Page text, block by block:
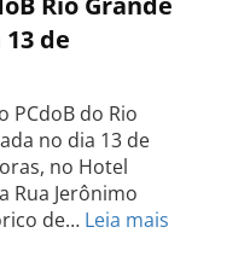
de
PCdoB do Rio
no dia 13 de
no Hotel
Rua Jerônimo
de… Leia mais